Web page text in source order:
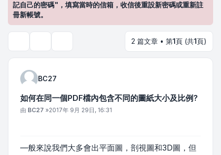
記自己的密碼"，填寫當時的信箱，收信後重設新密碼或重新註
冊新帳號。
2 篇文章 • 第1頁 (共1頁)
BC27
如何在同一個PDF檔內包含不同的圖紙大小及比例?
文章
由 BC27 »2017年 9月 29日, 16:31
—般來說我們大多會出平面圖，剖視圖和3D圖，但